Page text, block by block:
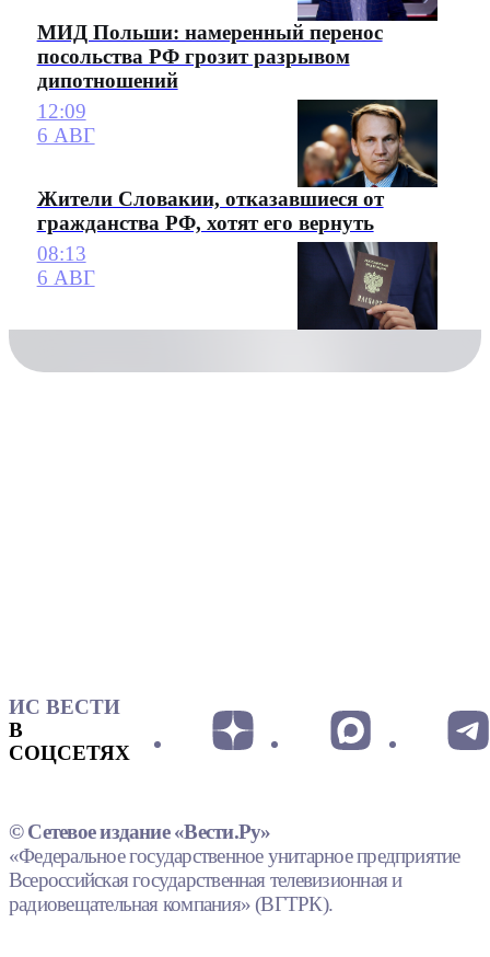
МИД Польши: намеренный перенос
посольства РФ грозит разрывом
дипотношений
12:09
6 АВГ
Жители Словакии, отказавшиеся от
гражданства РФ, хотят его вернуть
08:13
6 АВГ
ИС ВЕСТИ
В
СОЦСЕТЯХ
© Сетевое издание «Вести.Ру»
«Федеральное государственное унитарное предприятие
Всероссийская государственная телевизионная и
радиовещательная компания» (ВГТРК).